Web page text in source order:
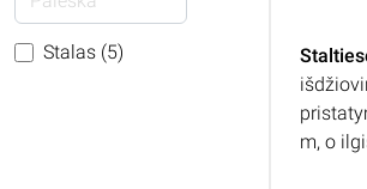
Stalas (5)
m, o